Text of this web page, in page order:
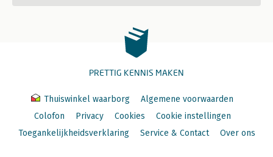
PRETTIG KENNIS MAKEN
Thuiswinkel waarborg
Algemene voorwaarden
Colofon
Privacy Cookies
Cookie instellingen
Toegankelijkheidsverklaring
Service & Contact Over ons